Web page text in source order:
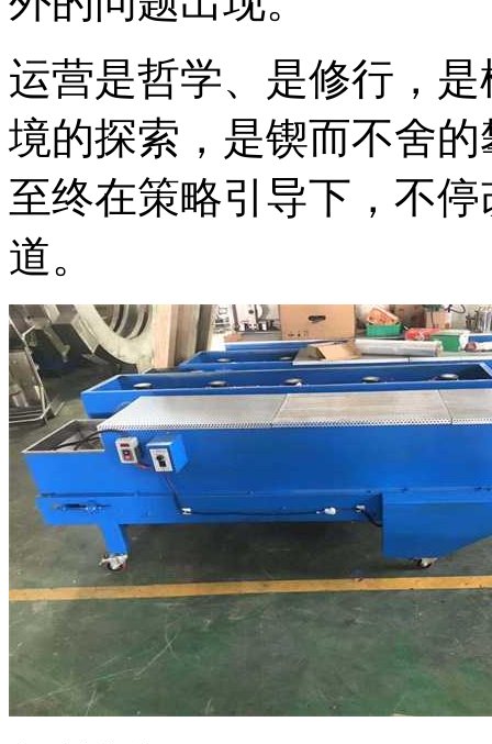
运营是哲学、是修行，
境的探索，是锲而不舍
至终在策略引导下，不
道。